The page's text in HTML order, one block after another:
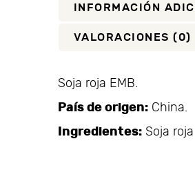
INFORMACIÓN
VALORACIONES (0)
Soja roja EMB.
País de origen:China.
Ingredientes:Soja roja